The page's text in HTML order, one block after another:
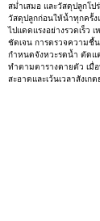
สม่ำเสมอ และวัสดุปลูกโป
วัสดุปลูกก่อนให้น้ำทุกครั้ง
ไปแดดแรงอย่างรวดเร็ว
ชัดเจน การตรวจความชื้น
กำหนดจังหวะรดน้ำ ตัดแ
ทำตามตารางตายตัว เมื่
สะอาดและเว้นเวลาสังเ